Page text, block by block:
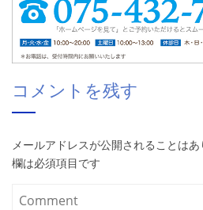
コメントを残す
メールアドレスが公開されることはあ
欄は必須項目です